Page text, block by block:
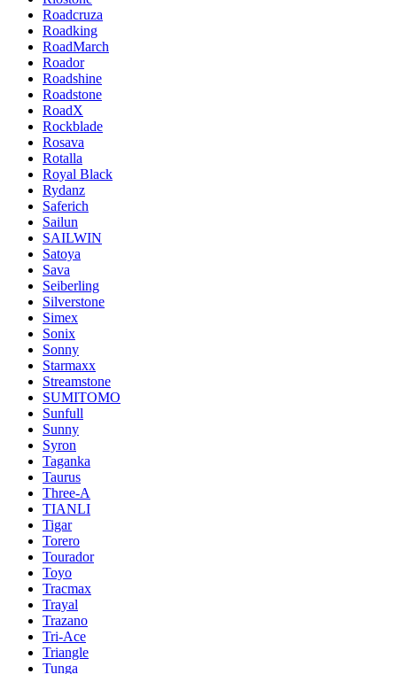
Roadcruza
Roadking
RoadMarch
Roador
Roadshine
Roadstone
RoadX
Rockblade
Rosava
Rotalla
Royal Black
Rydanz
Saferich
Sailun
SAILWIN
Satoya
Sava
Seiberling
Silverstone
Simex
Sonix
Sonny
Starmaxx
Streamstone
SUMITOMO
Sunfull
Sunny
Syron
Taganka
Taurus
Three-A
TIANLI
Tigar
Torero
Tourador
Toyo
Tracmax
Trayal
Trazano
Tri-Ace
Triangle
Tunga